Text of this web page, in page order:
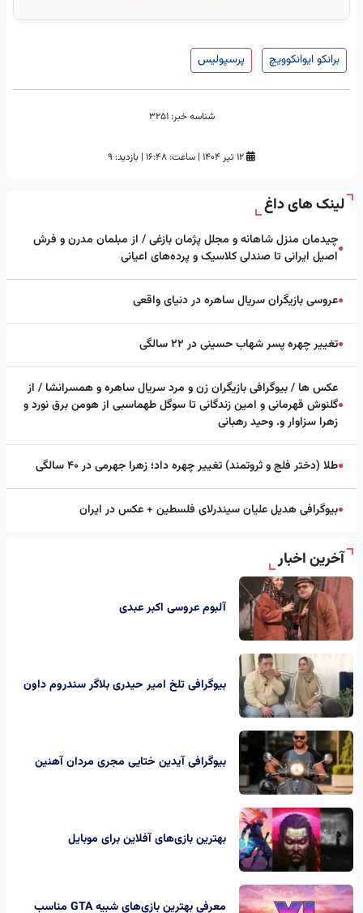
برانکو ایوانکوویچ پرسپولیس
شناسه خبر: 3251
| ساعت: ۱۶:۴۸ | بازدید: 9
لینک های داغ
●چیدمان منزل شاهانه و مجلل پژمان بازغی / از مبلمان مدرن و فرش
اصیل ایرانی تا صندلی کلاسیک و پرده‌های اعیانی
●عروسی بازیگران سریال ساهره در دنیای واقعی
●تغییر چهره پسر شهاب حسینی در ۲۲ سالگی
●
عکس ها / بیوگرافی بازیگران زن و مرد سریال ساهره و همسرانشا / از
گلنوش قهرمانی و امین زندگانی تا سوگل طهماسبی از هومن برق نورد و
زهرا سزاوار و. وحید رهبانی
●طلا (دختر فلج و ثروتمند) تغییر چهره داد؛ زهرا جهرمی در ۴۰ سالگی
●بیوگرافی هدیل علیان سیندرلای فلسطین + عکس در ایران
آخرین اخبار
آلبوم عروسی اکبر عبدی
بیوگرافی تلخ امیر حیدری بلاگر سندروم داون
بیوگرافی آیدین ختایی مجری مردان آهنین
بهترین بازی‌های آفلاین برای موبایل
معرفی بهترین بازی‌های شبیه GTA مناسب